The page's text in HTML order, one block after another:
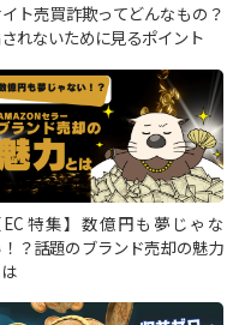
ト売買詐欺ってどんなもの？
れないために見るポイント
EC特集】数億円も夢じゃな
？話題のブランド売却の魅力